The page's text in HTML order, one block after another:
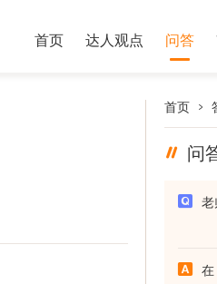
首页 达人观点 问答
首页
问
在